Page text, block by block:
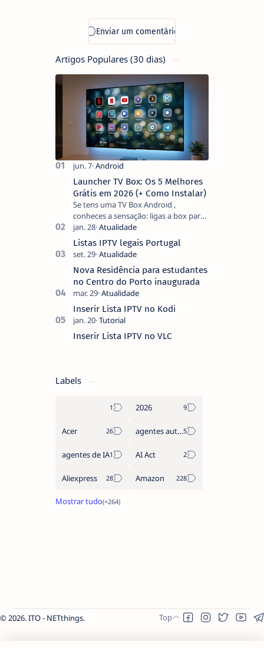
Artigos Populares (30 dias)
Launcher TV Box: Os 5 Melhores
Grátis em 2026 (+ Como Instalar)
Se tens uma TV Box Android ,
conheces a sensação: ligas a box para
ver um filme e o ecrã inicial está
coberto de sugestões que não
pediste, ban…
Listas IPTV legais Portugal
Nova Residência para estudantes
no Centro do Porto inaugurada
Inserir Lista IPTV no Kodi
Inserir Lista IPTV no VLC
Labels
2026
Acer agentes autónomos
agentes de IA AI Act
Aliexpress Amazon
2026.ITO - NETthings.